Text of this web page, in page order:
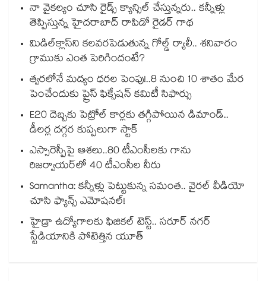
నా వైకల్యం చూసి రైడ్స్ క్యాన్సిల్ చేస్తున్నరు.. కన్నీళ్లు
తెప్పిస్తున్న హైదరాబాద్ రాపిడో రైడర్ గాథ
మిడిల్‌క్లాస్‌ని కలవరపెడుతున్న గోల్డ్ ర్యాలీ.. శనివారం
గ్రాముకు ఎంత పెరిగిందంటే?
త్వరలోనే మద్యం ధ‌‌ర‌‌ల పెంపు!..8 నుంచి 10 శాతం మేర
పెంచేందుకు ప్రైస్ ఫిక్సేష‌‌న్ క‌‌మిటీ సిఫార్సు
E20 దెబ్బకు పెట్రోల్ కార్లకు తగ్గిపోయిన డిమాండ్..
డీలర్ల దగ్గర కుప్పలుగా స్టాక్
ఎస్సారెస్పీపై ఆశలు..80 టీఎంసీలకు గాను
రిజర్వాయర్‌‌‌‌‌‌‌‌‌‌‌‌‌‌‌‌లో 40 టీఎంసీల నీరు
Samantha: కన్నీళ్లు పెట్టుకున్న సమంత.. వైరల్ వీడియో
చూసి ఫ్యాన్స్ ఎమోషనల్!
హైడ్రా ఉద్యోగాలకు ఫిజికల్ టెస్ట్.. సరూర్ నగర్
స్టేడియానికి పోటెత్తిన యూత్